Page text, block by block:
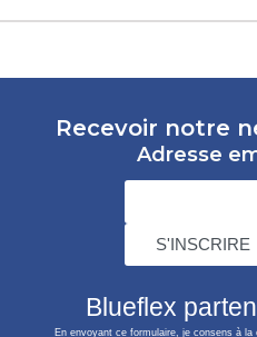
Recevoir notre
Adresse
Blueflex
En envoyant ce formulaire, je consens à